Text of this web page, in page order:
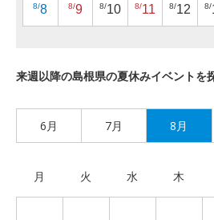
8/8 8/9 8/10 8/11 8/12 8/
来週以降の島根県の夏休みイベントを
6月 7月 8月
月 火 水 木